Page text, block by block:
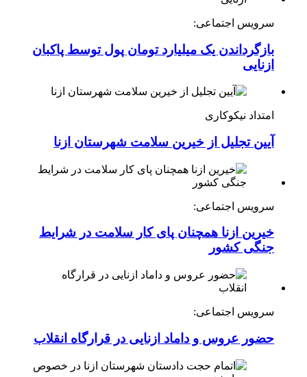
سرویس اجتماعی:
بازگرداندن یک میلیارد تومان پول توسط پاکبان
ازنایی
امتداد نیکوکاری
آیین تجلیل از خیرین سلامت شهرستان ازنا
سرویس اجتماعی:
خیرین ازنا همچنان پای کار سلامت در شرایط
جنگی کشور
سرویس اجتماعی:
حضور عروس و داماد ازنایی در قرارگاه انقلاب